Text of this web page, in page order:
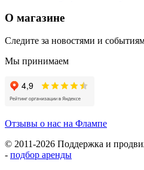
О магазине
Следите за новостями и
Мы принимаем
Отзывы о нас на Флампе
© 2011-2026 Поддержка и
- подбор аренды